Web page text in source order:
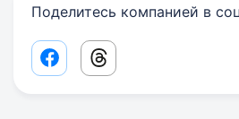
Поделитесь компанией в
Facebook share link
Threads share link